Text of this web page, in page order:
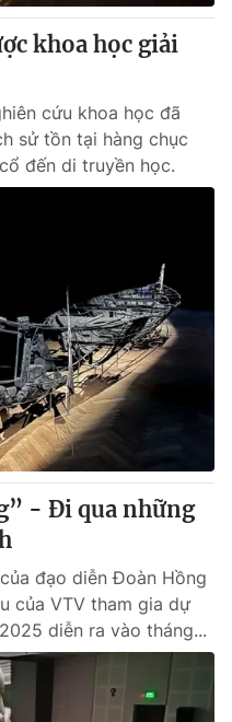
khoa học giải
cứu khoa học đã
sử tồn tại hàng chục
đến di truyền học.
- Đi qua những
đạo diễn Đoàn Hồng
của VTV tham gia dự
diễn ra vào tháng...